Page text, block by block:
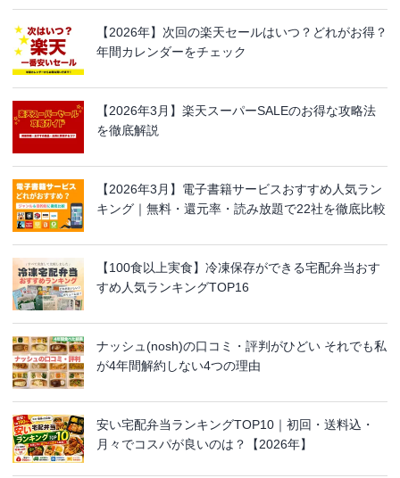
【2026年】次回の楽天セールはいつ？どれがお得？
年間カレンダーをチェック
【2026年3月】楽天スーパーSALEのお得な攻略法
を徹底解説
【2026年3月】電子書籍サービスおすすめ人気ラン
キング｜無料・還元率・読み放題で22社を徹底比較
【100食以上実食】冷凍保存ができる宅配弁当おす
すめ人気ランキングTOP16
ナッシュ(nosh)の口コミ・評判がひどい それでも私
が4年間解約しない4つの理由
安い宅配弁当ランキングTOP10｜初回・送料込・
月々でコスパが良いのは？【2026年】